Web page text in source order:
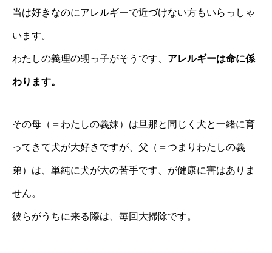
当は好きなのにアレルギーで近づけない方もいらっしゃ
います。
わたしの義理の甥っ子がそうです、 アレルギーは命に係
わります。
その母（＝わたしの義妹）は旦那と同じく犬と一緒に育
ってきて犬が大好きですが、父（＝つまりわたしの義
弟）は、単純に犬が大の苦手です、が健康に害はありま
せん。
彼らがうちに来る際は、毎回大掃除です。